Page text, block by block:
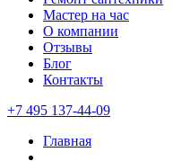
Мастер на час
О компании
Отзывы
Блог
Контакты
+7 495 137-44-09
Главная